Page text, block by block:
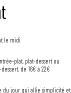
le midi
plat, plat-dessert ou
de 16€ à 22€
du jour qui allie simplicité et